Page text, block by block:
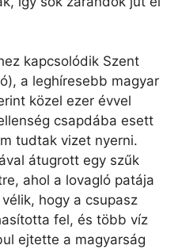
kapcsolódik Szent
a leghíresebb magyar
közel ezer évvel
csapdába esett
tudtak vizet nyerni.
átugrott egy szűk
ahol a lovagló patája
hogy a csupasz
fel, és több víz
ejtette a magyarság